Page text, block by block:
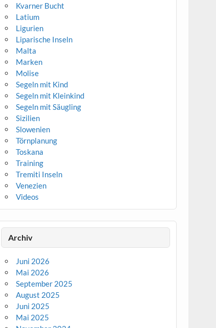
Kvarner Bucht
Latium
Ligurien
Liparische Inseln
Malta
Marken
Molise
Segeln mit Kind
Segeln mit Kleinkind
Segeln mit Säugling
Sizilien
Slowenien
Törnplanung
Toskana
Training
Tremiti Inseln
Venezien
Videos
Archiv
Juni 2026
Mai 2026
September 2025
August 2025
Juni 2025
Mai 2025